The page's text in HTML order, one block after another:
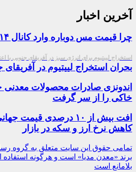
آخرین اخبار
چرا قیمت مس دوباره وارد کانال ۱۴ هزار دلار شد
استخراج لییتیوم برای انرژی سبز در آفریقای جنوبی
بحران استخراج لییتیوم در آفریقای
اندونزی صادرات محصولات معدنی
خاکی را از سر گرفت
افت بیش از ۱۰ درصدی
کاهش نرخ ارز و سکه در بازار
تمامی حقوق این سایت متعلق به گروه
برند «معدن مدیا» است و هرگونه استفاده
بلامانع است